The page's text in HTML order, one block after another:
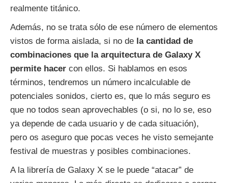
realmente titánico.
Además, no se trata sólo de ese número de elementos
vistos de forma aislada, si no de la cantidad de
combinaciones que la arquitectura de Galaxy X
permite hacer con ellos. Si hablamos en esos
términos, tendremos un número incalculable de
potenciales sonidos, cierto es, que lo más seguro es
que no todos sean aprovechables (o si, no lo se, eso
ya depende de cada usuario y de cada situación),
pero os aseguro que pocas veces he visto semejante
festival de muestras y posibles combinaciones.
A la librería de Galaxy X se le puede “atacar” de